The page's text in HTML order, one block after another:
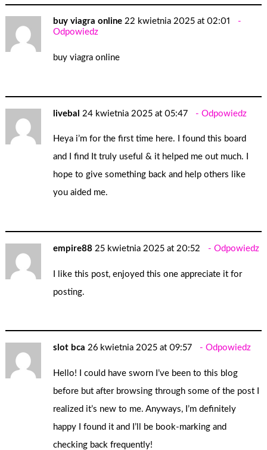
buy viagra online 22 kwietnia 2025 at 02:01
Odpowiedz
buy viagra online
livebal 24 kwietnia 2025 at 05:47 Odpowiedz
Heya i’m for the first time here. I found this board
and I find It truly useful & it helped me out much. I
hope to give something back and help others like
you aided me.
empire88 25 kwietnia 2025 at 20:52 Odpowiedz
I like this post, enjoyed this one appreciate it for
posting.
slot bca 26 kwietnia 2025 at 09:57 Odpowiedz
Hello! I could have sworn I’ve been to this blog
before but after browsing through some of the post I
realized it’s new to me. Anyways, I’m definitely
happy I found it and I’ll be book-marking and
checking back frequently!